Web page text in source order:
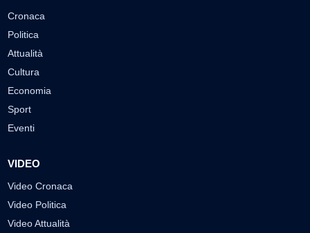
Cronaca
Politica
Attualità
Cultura
Economia
Sport
Eventi
VIDEO
Video Cronaca
Video Politica
Video Attualità